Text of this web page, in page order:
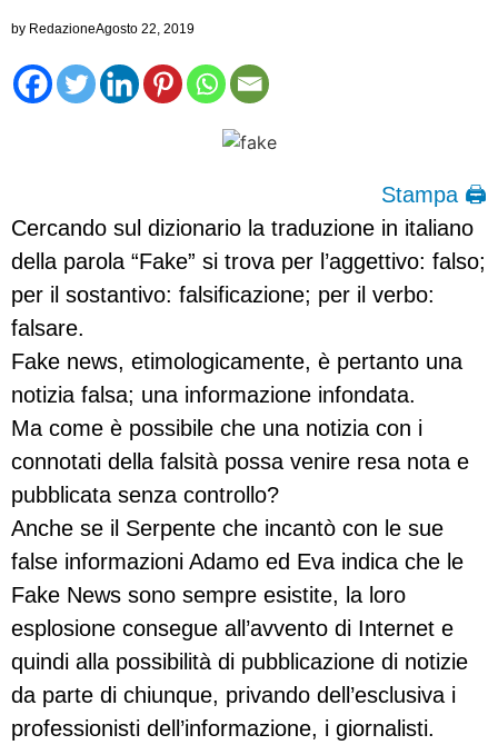
by RedazioneAgosto 22, 2019
Stampa 🖨
Cercando sul dizionario la traduzione in italiano
della parola “Fake” si trova per l’aggettivo: falso;
per il sostantivo: falsificazione; per il verbo:
falsare.
Fake news, etimologicamente, è pertanto una
notizia falsa; una informazione infondata.
Ma come è possibile che una notizia con i
connotati della falsità possa venire resa nota e
pubblicata senza controllo?
Anche se il Serpente che incantò con le sue
false informazioni Adamo ed Eva indica che le
Fake News sono sempre esistite, la loro
esplosione consegue all’avvento di Internet e
quindi alla possibilità di pubblicazione di notizie
da parte di chiunque, privando dell’esclusiva i
professionisti dell’informazione, i giornalisti.